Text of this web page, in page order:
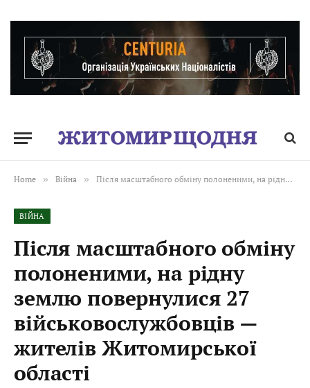
Home » Війна » Після масштабного обміну полоненими, на рідну землю повернулися 27 військовослужбовців — жителів Житомирської області
ВІЙНА
Після масштабного обміну
полоненими, на рідну
землю повернулися 27
військовослужбовців —
жителів Житомирської
області